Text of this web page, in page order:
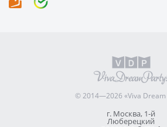
© 2014—2026 «Viva Dream
г. Москва, 1-й
Люберецкий